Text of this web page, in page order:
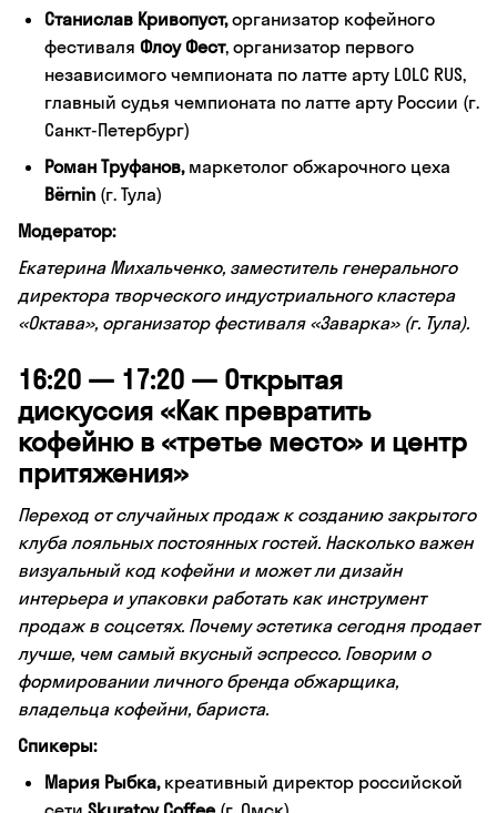
Станислав Кривопуст,организатор кофейного
фестиваля Флоу Фест, организатор первого
независимого чемпионата по латте арту LOLC RUS,
главный судья чемпионата по латте арту России (г.
Санкт-Петербург)
Роман Труфанов, маркетолог обжарочного цеха
Bёrnin (г. Тула)
Модератор:
Екатерина Михальченко, заместитель генерального
директора творческого индустриального кластера
«Октава», организатор фестиваля «Заварка» (г. Тула).
16:20 — 17:20 — Открытая
дискуссия «Как превратить
кофейню в «третье место» и центр
притяжения»
Переход от случайных продаж к созданию закрытого
клуба лояльных постоянных гостей. Насколько важен
визуальный код кофейни и может ли дизайн
интерьера и упаковки работать как инструмент
продаж в соцсетях. Почему эстетика сегодня продает
лучше, чем самый вкусный эспрессо. Говорим о
формировании личного бренда обжарщика,
владельца кофейни, бариста.
Спикеры:
Мария Рыбка, креативный директор российской